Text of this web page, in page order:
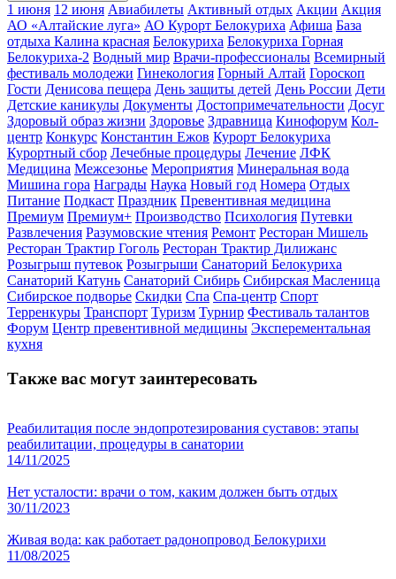
1 июня 12 июня Авиабилеты Активный отдых Акции Акция
АО «Алтайские луга» АО Курорт Белокуриха Афиша База
отдыха Калина красная Белокуриха Белокуриха Горная
Белокуриха-2 Водный мир Врачи-профессионалы Всемирный
фестиваль молодежи Гинекология Горный Алтай Гороскоп
Гости Денисова пещера День защиты детей День России Дети
Детские каникулы Документы Достопримечательности Досуг
Здоровый образ жизни Здоровье Здравница Кинофорум Кол-
центр Конкурс Константин Ежов Курорт Белокуриха
Курортный сбор Лечебные процедуры Лечение ЛФК
Медицина Межсезонье Мероприятия Минеральная вода
Мишина гора Награды Наука Новый год Номера Отдых
Питание Подкаст Праздник Превентивная медицина
Премиум Премиум+ Производство Психология Путевки
Развлечения Разумовские чтения Ремонт Ресторан Мишель
Ресторан Трактир Гоголь Ресторан Трактир Дилижанс
Розыгрыш путевок Розыгрыши Санаторий Белокуриха
Санаторий Катунь Санаторий Сибирь Сибирская Масленица
Сибирское подворье Скидки Спа Спа-центр Спорт
Терренкуры Транспорт Туризм Турнир Фестиваль талантов
Форум Центр превентивной медицины Эксперементальная
кухня
Также вас могут заинтересовать
Реабилитация после эндопротезирования суставов: этапы
реабилитации, процедуры в санатории
14/11/2025
Нет усталости: врачи о том, каким должен быть отдых
30/11/2023
Живая вода: как работает радонопровод Белокурихи
11/08/2025